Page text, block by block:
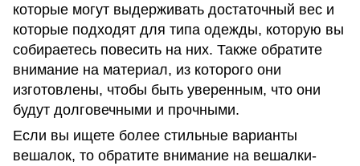
которые могут выдерживать достаточный вес и
которые подходят для типа одежды, которую вы
собираетесь повесить на них. Также обратите
внимание на материал, из которого они
изготовлены, чтобы быть уверенным, что они
будут долговечными и прочными.
Если вы ищете более стильные варианты
вешалок, то обратите внимание на вешалки-